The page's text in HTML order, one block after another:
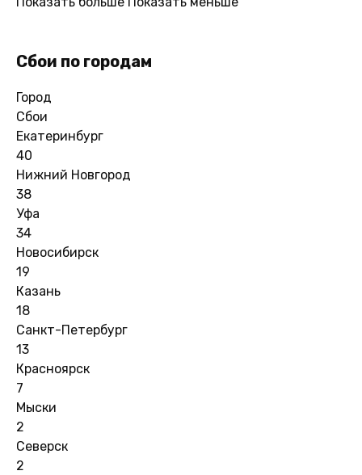
Сбои по городам
Город
Сбои
Екатеринбург
40
Нижний Новгород
38
Уфа
34
Новосибирск
19
Казань
18
Санкт-Петербург
13
Красноярск
7
Мыски
2
Северск
2